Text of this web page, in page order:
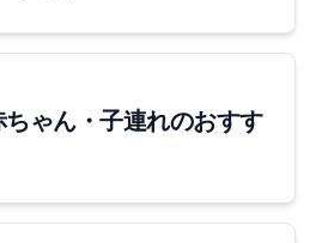
ゃん・子連れのおすす